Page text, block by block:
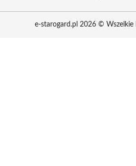
e-starogard.pl 2026 © Wszelkie